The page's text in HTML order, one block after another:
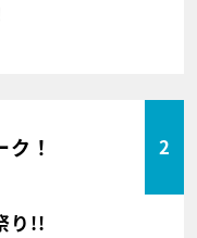
ク！ 2
り!!